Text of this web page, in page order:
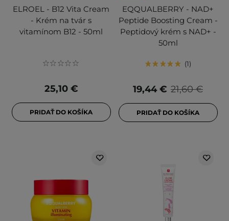
ELROEL - B12 Vita Cream
- Krém na tvár s
vitamínom B12 - 50ml
25,10 €
PRIDAŤ DO KOŠÍKA
EQQUALBERRY - NAD+
Peptide Boosting Cream -
Peptidový krém s NAD+ -
50ml
1
21,60 €
19,44 €
PRIDAŤ DO KOŠÍKA